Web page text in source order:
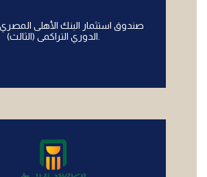
صندوق استثمار البنك الأهلى المصري